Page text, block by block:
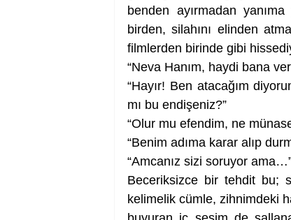
benden ayırmadan
birden, silahını elinden
filmlerden birinde gibi
“Neva Hanım, haydi bana
“Hayır! Ben atacağım
mı bu endişeniz?”
“Olur mu efendim, ne
“Benim adıma karar alıp
“Amcanız sizi soruyor
Beceriksizce bir tehdit bu;
kelimelik cümle, zihnimdeki